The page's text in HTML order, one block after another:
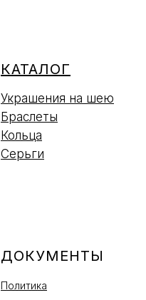
КАТАЛОГ
Украшения на шею
Браслеты
Кольца
Серьги
ДОКУМЕНТЫ
Политика